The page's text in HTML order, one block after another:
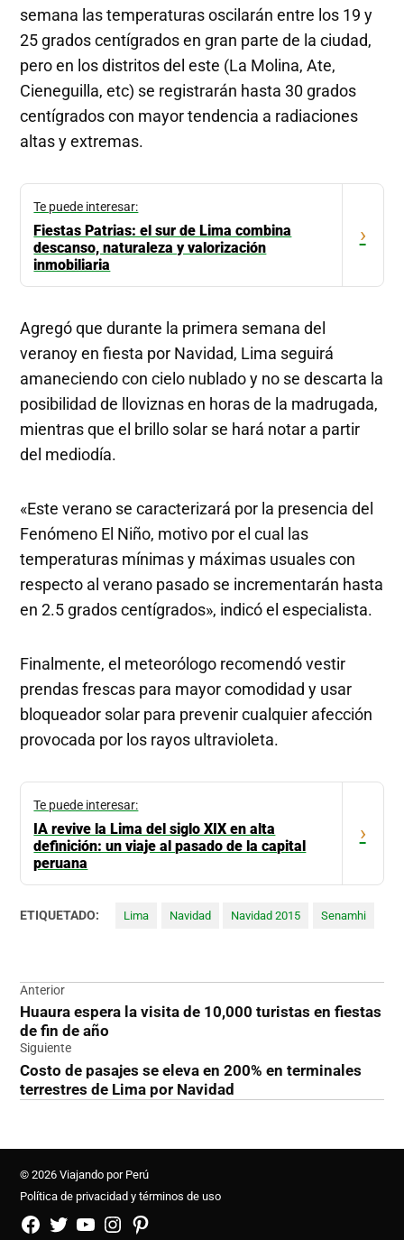
semana las temperaturas oscilarán entre los 19 y
25 grados centígrados en gran parte de la ciudad,
pero en los distritos del este (La Molina, Ate,
Cieneguilla, etc) se registrarán hasta 30 grados
centígrados con mayor tendencia a radiaciones
altas y extremas.
Te puede interesar:
Fiestas Patrias: el sur de Lima combina
descanso, naturaleza y valorización
inmobiliaria
›
Agregó que durante la primera semana del
veranoy en fiesta por Navidad, Lima seguirá
amaneciendo con cielo nublado y no se descarta la
posibilidad de lloviznas en horas de la madrugada,
mientras que el brillo solar se hará notar a partir
del mediodía.
«Este verano se caracterizará por la presencia del
Fenómeno El Niño, motivo por el cual las
temperaturas mínimas y máximas usuales con
respecto al verano pasado se incrementarán hasta
en 2.5 grados centígrados», indicó el especialista.
Finalmente, el meteorólogo recomendó vestir
prendas frescas para mayor comodidad y usar
bloqueador solar para prevenir cualquier afección
provocada por los rayos ultravioleta.
Te puede interesar:
IA revive la Lima del siglo XIX en alta
definición: un viaje al pasado de la capital
peruana
›
ETIQUETADO: Lima Navidad Navidad 2015 Senamhi
Navegación
de
entradas
Anterior
Huaura espera la visita de 10,000 turistas en fiestas
de fin de año
Siguiente
Costo de pasajes se eleva en 200% en terminales
terrestres de Lima por Navidad
© 2026 Viajando por Perú
Política de privacidad y términos de uso
FB
TW YouTubeInstagramPinterest